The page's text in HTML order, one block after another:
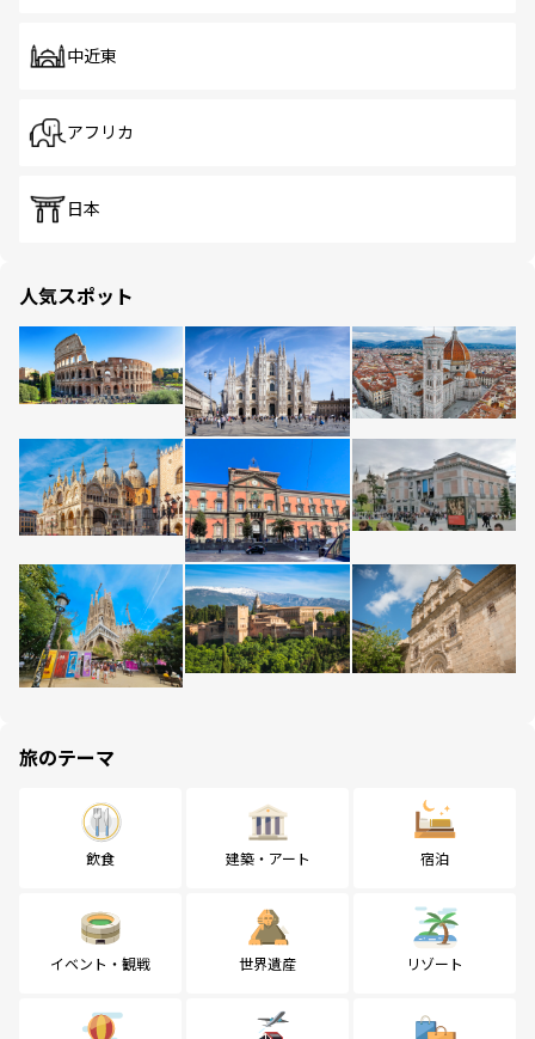
中近東
アフリカ
日本
人気スポット
旅のテーマ
飲食 建築・アート 宿泊
イベント・観戦 世界遺産 リゾート